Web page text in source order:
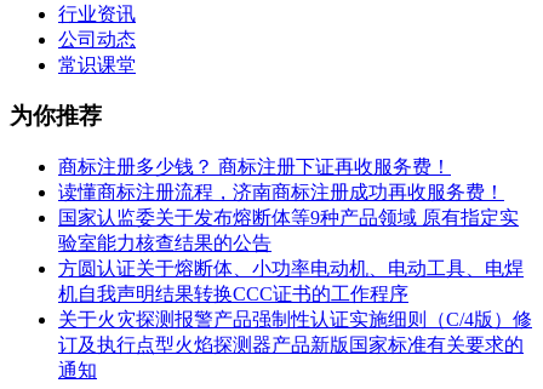
行业资讯
公司动态
常识课堂
为你推荐
商标注册多少钱？ 商标注册下证再收服务费！
读懂商标注册流程，济南商标注册成功再收服务费！
国家认监委关于发布熔断体等9种产品领域 原有指定实
验室能力核查结果的公告
方圆认证关于熔断体、小功率电动机、电动工具、电焊
机自我声明结果转换CCC证书的工作程序
关于火灾探测报警产品强制性认证实施细则（C/4版）修
订及执行点型火焰探测器产品新版国家标准有关要求的
通知